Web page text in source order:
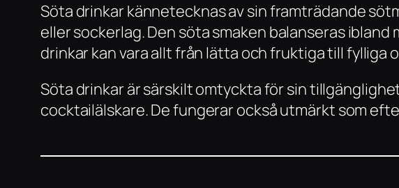
Söta drinkar kännetecknas av sin framträdande
eller sockerlag. Den söta smaken balanseras
drinkar kan vara allt från lätta och fruktiga till fylliga
Söta drinkar är särskilt omtyckta för sin
cocktailälskare. De fungerar också utmärkt som